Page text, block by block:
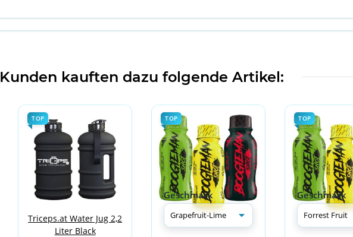
Kunden kauften dazu folgende Artikel:
TOP
Triceps.at Water Jug 2,2
Liter Black
TOP
Geschmack
TOP
Geschmack